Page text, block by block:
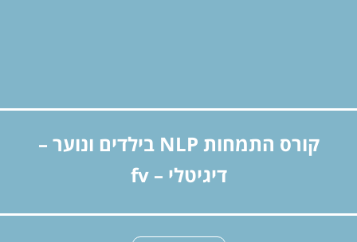
קורס התמחות NLP בילדים ונוער –
דיגיטלי – fv